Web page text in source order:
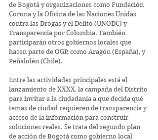
de Bogotá y organizaciones como Fundación
Corona y la Oficina de las Naciones Unidas
contra las Drogas y el Delito (UNODC) y
Transparencia por Colombia. También
participarán otros gobiernos locales que
hacen parte de OGP, como Aragón (España), y
Peñalolén (Chile).
Entre las actividades principales está el
lanzamiento de XXXX, la campaña del Distrito
para invitar a la ciudadanía a que decida qué
temas de ciudad requieren de transparencia y
acceso de la información para construir
soluciones reales. Se trata del segundo plan
de acción de Bogotá como gobierno local